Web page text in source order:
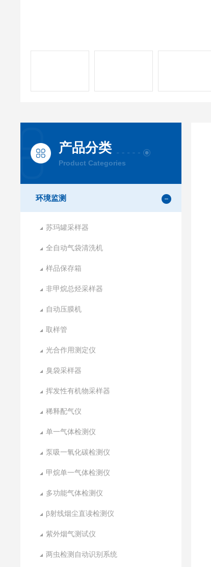
产品分类
Product Categories
环境监测
苏玛罐采样器
全自动气袋清洗机
样品保存箱
非甲烷总烃采样器
自动压膜机
取样管
光合作用测定仪
臭袋采样器
挥发性有机物采样器
稀释配气仪
单一气体检测仪
泵吸一氧化碳检测仪
甲烷单一气体检测仪
多功能气体检测仪
β射线烟尘直读检测仪
紫外烟气测试仪
两虫检测自动识别系统